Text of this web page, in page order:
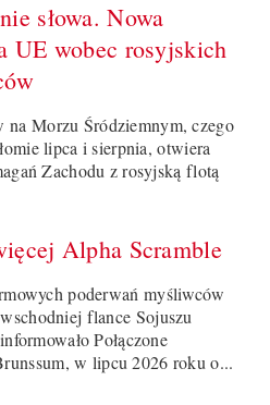
słowa. Nowa
UE wobec rosyjskich
Morzu Śródziemnym, czego
lipca i sierpnia, otwiera
Zachodu z rosyjską flotą
Alpha Scramble
poderwań myśliwców
flance Sojuszu
Połączone
w lipcu 2026 roku o...